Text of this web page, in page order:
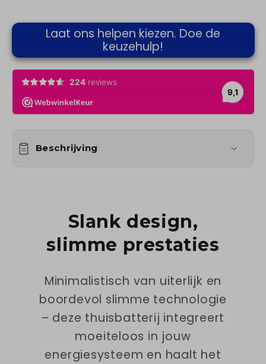
Laat ons helpen kiezen. Doe de
keuzehulp!
Beschrijving
Slank design,
slimme prestaties
Minimalistisch van uiterlijk en
boordevol slimme technologie
– deze thuisbatterij integreert
moeiteloos in jouw
energiesysteem en haalt het